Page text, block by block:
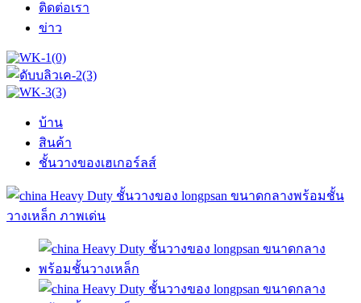
ติดต่อเรา
ข่าว
บ้าน
สินค้า
ชั้นวางของเฮเกอร์ลส์